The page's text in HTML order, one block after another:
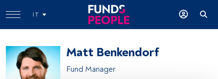
IT
Matt Benkendorf
Fund Manager